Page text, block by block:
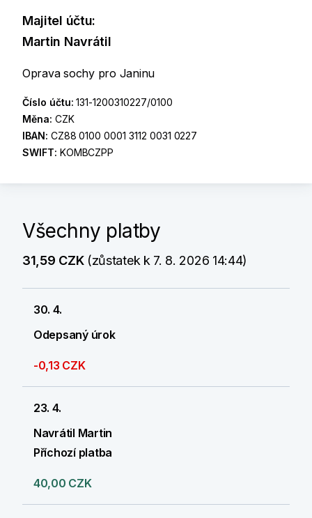
Majitel účtu:
Martin Navrátil
Oprava sochy pro Janinu
Číslo účtu:131-1200310227/0100
Měna: CZK
IBAN: CZ88 0100 0001 3112 0031 0227
SWIFT: KOMBCZPP
Všechny platby
31,59 CZK(zůstatek k 7. 8. 2026 14:44)
30. 4.
Odepsaný úrok
-0,13 CZK
23. 4.
Navrátil Martin
Příchozí platba
40,00 CZK